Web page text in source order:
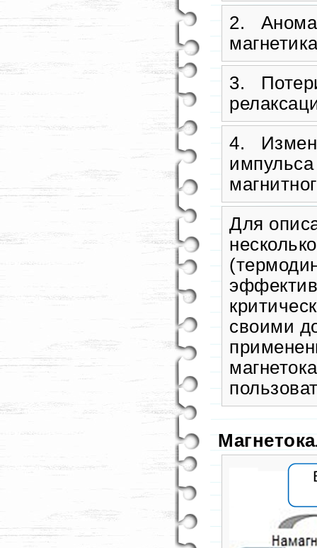
2.
3.
4.
Для
своими